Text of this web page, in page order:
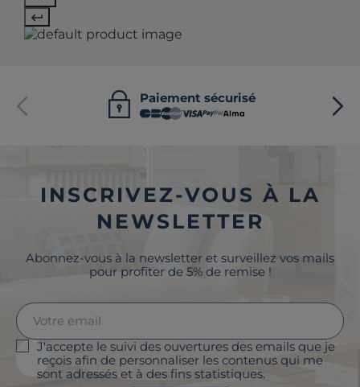
Paiement sécurisé
INSCRIVEZ-VOUS À LA
NEWSLETTER
Abonnez-vous à la newsletter et surveillez vos mails
pour profiter de 5% de remise !
J'accepte le suivi des ouvertures des emails que je
reçois afin de personnaliser les contenus qui me
sont adressés et à des fins statistiques.